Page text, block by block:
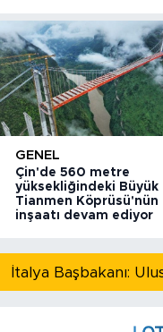
GENEL
Çin'de 560 metre
yüksekliğindeki Büyük
Tianmen Köprüsü'nün
inşaatı devam ediyor